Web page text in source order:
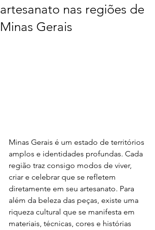
artesanato nas regiões de
Minas Gerais
Minas Gerais é um estado de territórios
amplos e identidades profundas. Cada
região traz consigo modos de viver,
criar e celebrar que se refletem
diretamente em seu artesanato. Para
além da beleza das peças, existe uma
riqueza cultural que se manifesta em
materiais, técnicas, cores e histórias